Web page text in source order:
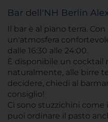
Bar dell'NH Berlin
Il bar è al piano terra.
un'atmosfera
dalle 16:30 alle 24:00.
È disponibile un cocktail
naturalmente, alle birre
decidere, chiedi al
consiglio!
Ci sono stuzzichini
puoi ordinare il pasto